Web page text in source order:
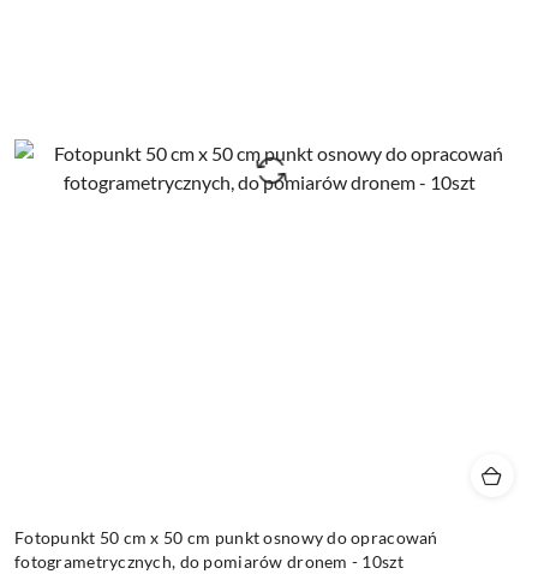
Fotopunkt 50 cm x 50 cm punkt osnowy do opracowań
fotogrametrycznych, do pomiarów dronem - 10szt